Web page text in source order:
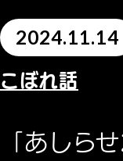
2024.11.14
こぼれ話
「あしら